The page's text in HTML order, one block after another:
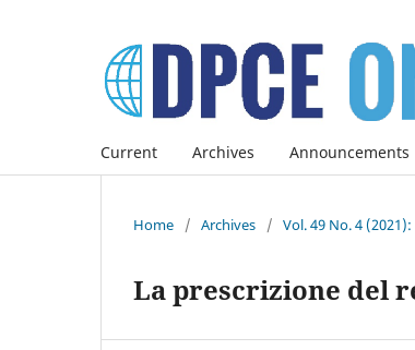
Current Archives Announcements
Home / Archives / Vol. 49 No. 4 (2021):
La prescrizione del